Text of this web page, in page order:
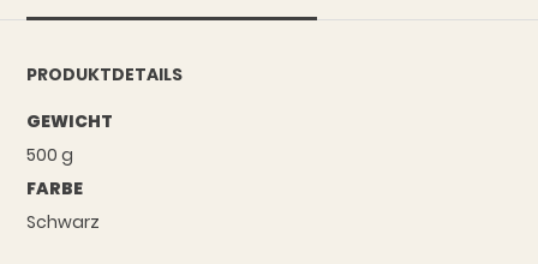
PRODUKTDETAILS
GEWICHT
500 g
FARBE
Schwarz